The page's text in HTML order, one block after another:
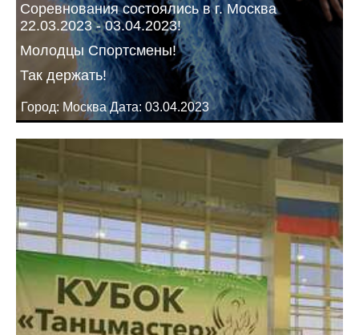
Соревнования состоялись в г. Москва
22.03.2023 - 03.04.2023!
Молодцы Спортсмены!
Так держать!
Город: Москва Дата: 03.04.2023